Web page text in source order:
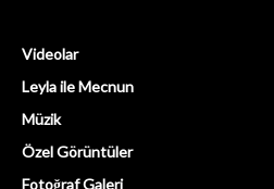
Videolar
Leyla ile Mecnun
Müzik
Özel Görüntüler
Fotoğraf Galeri